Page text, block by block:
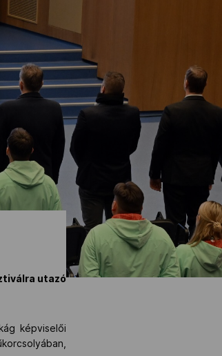
utazó
képviselői